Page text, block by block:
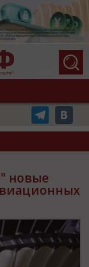
новые